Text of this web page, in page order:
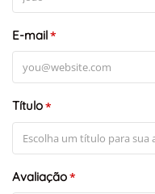
E-mail*
Título*
Avaliação*